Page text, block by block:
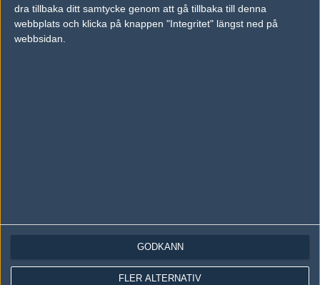
dra tillbaka ditt samtycke genom att gå tillbaka till denna
webbplats och klicka på knappen "Integritet" längst ned på
webbsidan.
FLER ALTERNATIV
GODKÄNN
Information
Annonsering
överensstämmer inte nödvändigtvis med Fragbites åsikter.
Programmering och design avFredric Bohlin